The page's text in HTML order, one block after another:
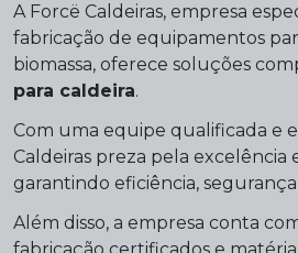
A Forcë Caldeiras, empresa
fabricação de equipamentos
biomassa, oferece soluções
para caldeira.
Com uma equipe qualificada e
Caldeiras preza pela excelência
garantindo eficiência,
Além disso, a empresa conta